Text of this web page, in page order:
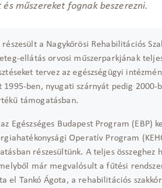
műszereket fognak beszerezni.
a Nagykőrösi Reha­bilitációs
ellátás orvosi műszerparkjának
tervez az egészségügyi
ben, nyugati szárnyát pedig 2000-
támogatásban.
Egészséges Budapest Program (EBP)
Operatív Program
részesültünk. A teljes összeghez
már megvalósult a fűtési
el Tankó Ágota, a rehabilitációs